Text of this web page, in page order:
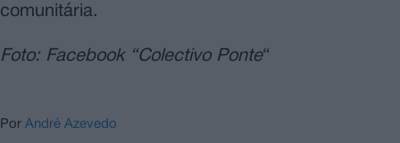
comunitária.
Foto: Facebook “Colectivo Ponte“
Por André Azevedo